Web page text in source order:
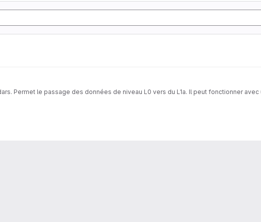
Permet le passage des données de niveau L0 vers du L1a. Il peut fonctionner